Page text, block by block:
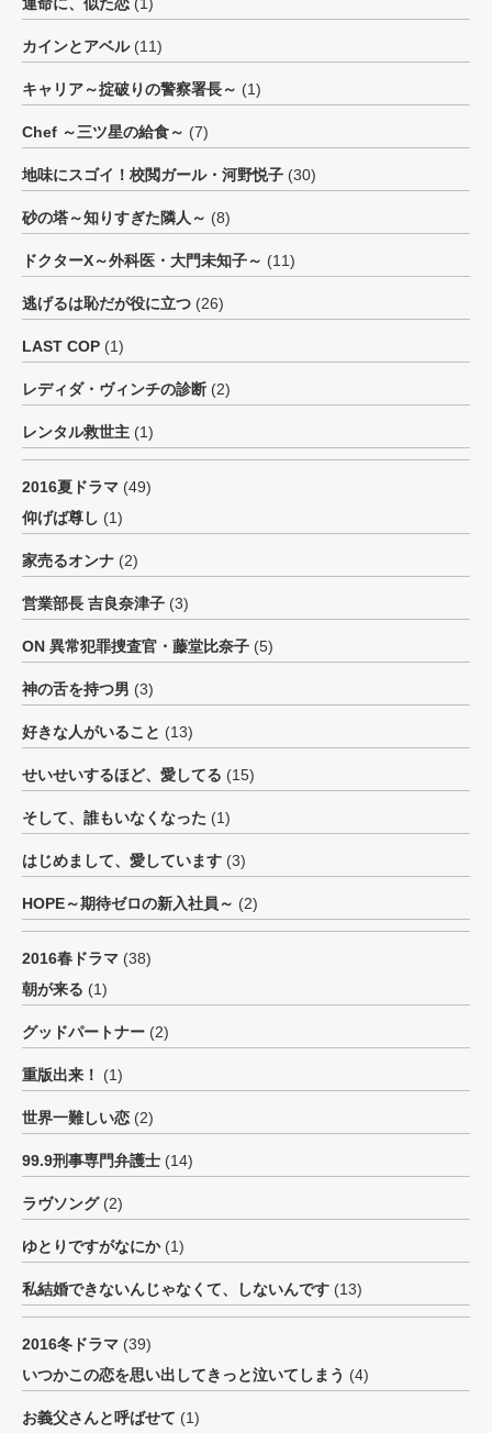
カインとアベル(11)
キャリア～掟破りの警察署長～ (1)
Chef ～三ツ星の給食～ (7)
地味にスゴイ！校閲ガール・河野悦子 (30)
砂の塔～知りすぎた隣人～ (8)
ドクターX～外科医・大門未知子～ (11)
逃げるは恥だが役に立つ (26)
LAST COP (1)
レディダ・ヴィンチの診断 (2)
レンタル救世主 (1)
2016夏ドラマ (49)
仰げば尊し (1)
家売るオンナ (2)
営業部長 吉良奈津子 (3)
ON 異常犯罪捜査官・藤堂比奈子 (5)
神の舌を持つ男 (3)
好きな人がいること (13)
せいせいするほど、愛してる (15)
そして、誰もいなくなった (1)
はじめまして、愛しています (3)
HOPE～期待ゼロの新入社員～ (2)
2016春ドラマ (38)
朝が来る (1)
グッドパートナー (2)
重版出来！ (1)
世界一難しい恋 (2)
99.9刑事専門弁護士 (14)
ラヴソング(2)
ゆとりですがなにか(1)
私結婚できないんじゃなくて、しないんです (13)
2016冬ドラマ (39)
いつかこの恋を思い出してきっと泣いてしまう (4)
お義父さんと呼ばせて (1)